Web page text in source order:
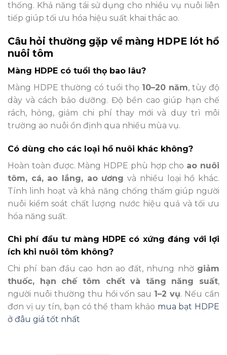
thống. Khả năng tái sử dụng cho nhiều vụ nuôi liên
tiếp giúp tối ưu hóa hiệu suất khai thác ao.
Câu hỏi thường gặp về màng HDPE lót hồ
nuôi tôm
Màng HDPE có tuổi thọ bao lâu?
Màng HDPE thường có tuổi thọ 10–20 năm, tùy độ
dày và cách bảo dưỡng. Độ bền cao giúp hạn chế
rách, hỏng, giảm chi phí thay mới và duy trì môi
trường ao nuôi ổn định qua nhiều mùa vụ.
Có dùng cho các loại hồ nuôi khác không?
Hoàn toàn được. Màng HDPE phù hợp cho ao nuôi
tôm, cá, ao lắng, ao ương và nhiều loại hồ khác.
Tính linh hoạt và khả năng chống thấm giúp người
nuôi kiểm soát chất lượng nước hiệu quả và tối ưu
hóa năng suất.
Chi phí đầu tư màng HDPE có xứng đáng với lợi
ích khi nuôi tôm không?
Chi phí ban đầu cao hơn ao đất, nhưng nhờ giảm
thuốc, hạn chế tôm chết và tăng năng suất,
người nuôi thường thu hồi vốn sau 1–2 vụ. Nếu cần
đơn vị uy tín, bạn có thể tham khảo mua bạt HDPE
ở đâu giá tốt nhất